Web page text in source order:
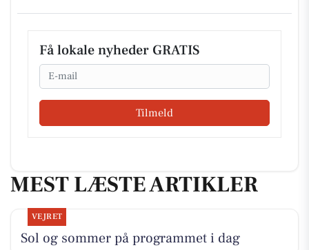
Få lokale nyheder GRATIS
Email
Tilmeld
MEST LÆSTE ARTIKLER
VEJRET
Sol og sommer på programmet i dag